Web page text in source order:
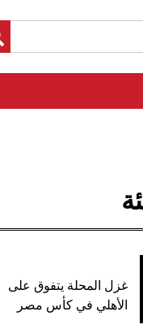
غزل المحلة يتفوق على
الأهلي في كأس مصر